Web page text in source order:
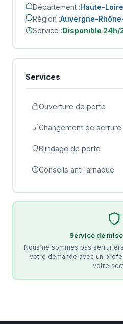
Département :Haute-
Région :Auvergne-
Service :Disponible 24h/
Services
Ouverture de porte
Changement de serrure
Blindage de porte
Conseils anti-arnaque
Service de
Nous ne sommes pas
votre demande avec un
votre